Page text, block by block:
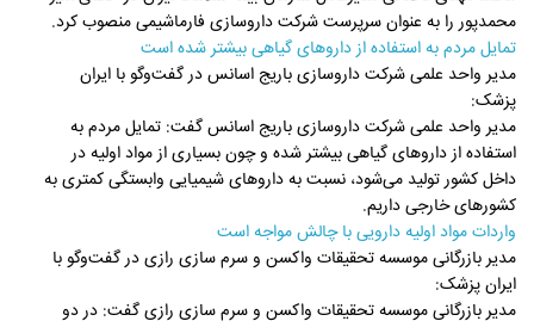
محمدپور را به عنوان سرپرست شرکت داروسازی فارماشیمی منصوب کرد.
تمایل مردم به استفاده از داروهای گیاهی بیشتر شده است
مدیر واحد علمی شرکت داروسازی باریج اسانس در گفت‌وگو با ایران
پزشک:
مدیر واحد علمی شرکت داروسازی باریج اسانس گفت: تمایل مردم به
استفاده از داروهای گیاهی بیشتر شده و چون بسیاری از مواد اولیه در
داخل کشور تولید می‌شود، نسبت به داروهای شیمیایی وابستگی کمتری به
کشورهای خارجی داریم.
واردات مواد اولیه دارویی با چالش مواجه است
مدیر بازرگانی موسسه تحقیقات واکسن و سرم سازی رازی در گفت‌وگو با
ایران پزشک:
مدیر بازرگانی موسسه تحقیقات واکسن و سرم سازی رازی گفت: در دو